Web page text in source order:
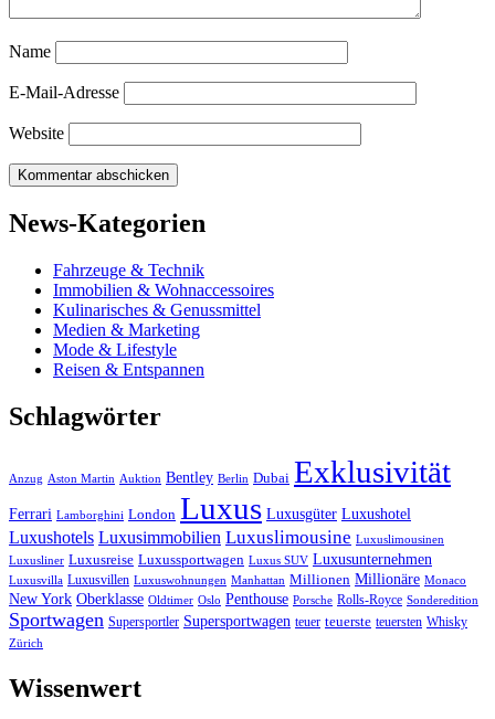
Name
E-Mail-Adresse
Website
News-Kategorien
Fahrzeuge & Technik
Immobilien & Wohnaccessoires
Kulinarisches & Genussmittel
Medien & Marketing
Mode & Lifestyle
Reisen & Entspannen
Schlagwörter
Anzug Aston Martin Auktion Bentley Berlin Dubai Exklusivität
Ferrari Lamborghini London Luxus Luxusgüter Luxushotel
Luxushotels Luxusimmobilien Luxuslimousine Luxuslimousinen
Luxusliner Luxusreise Luxussportwagen Luxus SUV Luxusunternehmen
Luxusvilla Luxusvillen Luxuswohnungen Manhattan Millionen Millionäre Monaco
New York Oberklasse Oldtimer Oslo Penthouse Porsche Rolls-Royce Sonderedition
Sportwagen Supersportler Supersportwagen teuer teuerste teuersten Whisky
Zürich
Wissenwert